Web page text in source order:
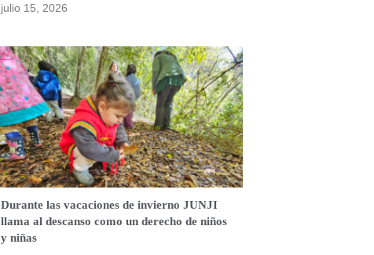
julio 15, 2026
Durante las vacaciones de invierno JUNJI
llama al descanso como un derecho de niños
y niñas